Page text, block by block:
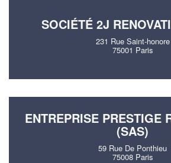
SOCIÉTÉ 2J
231 Rue Saint-honore
75001 Paris
ENTREPRISE PRESTIGE
(SAS)
59 Rue De Ponthieu
75008 Paris